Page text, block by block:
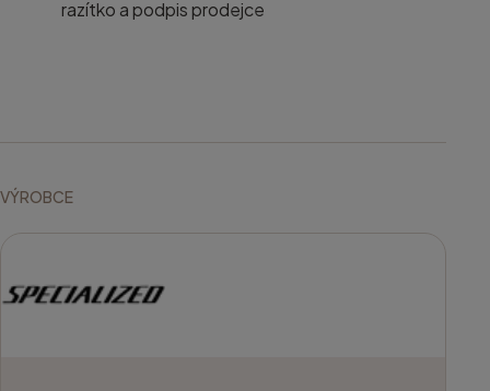
razítko a podpis prodejce
VÝROBCE